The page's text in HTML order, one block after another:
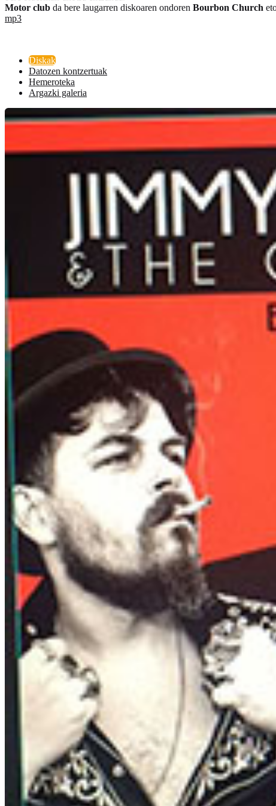
Motor club da bere laugarren diskoaren ondoren Bourbon Church
mp3
Diskak
Datozen kontzertuak
Hemeroteka
Argazki galeria